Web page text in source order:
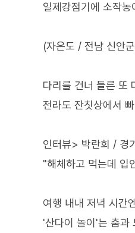
일제강점기에 소작
(자은도 / 전남 신안
다리를 건너 들른 또
전라도 잔칫상에서
인터뷰> 박란희 / 경
"해체하고 먹는데 입
여행 내내 저녁 시간
'산다이 놀이'는 춤과